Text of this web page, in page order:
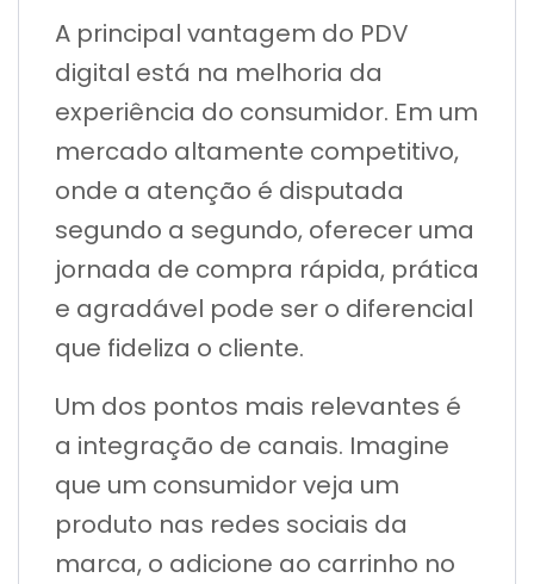
A principal vantagem do PDV
digital está na melhoria da
experiência do consumidor. Em um
mercado altamente competitivo,
onde a atenção é disputada
segundo a segundo, oferecer uma
jornada de compra rápida, prática
e agradável pode ser o diferencial
que fideliza o cliente.
Um dos pontos mais relevantes é
a integração de canais. Imagine
que um consumidor veja um
produto nas redes sociais da
marca, o adicione ao carrinho no